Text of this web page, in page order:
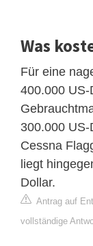
Was
Für eine
400.000 US-
300.000
Cessna
liegt
Dollar.
Antrag auf
vollständige